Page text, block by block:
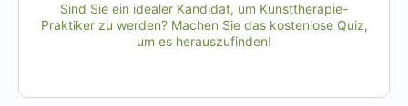
Sind Sie ein idealer Kandidat, um Kunsttherapie-
Praktiker zu werden? Machen Sie das kostenlose Quiz,
um es herauszufinden!